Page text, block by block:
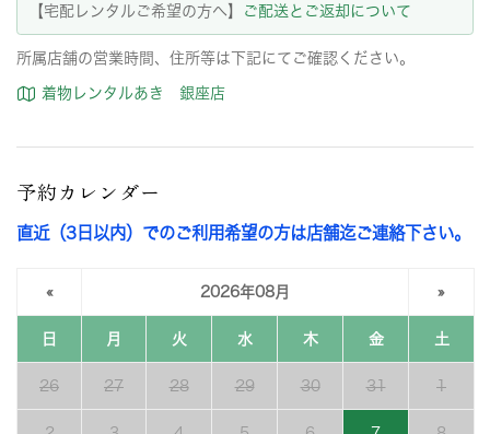
【宅配レンタルご希望の方へ】
ご配送とご返却について
所属店舗の営業時間、住所等は下記にてご確認ください。
着物レンタルあき 銀座店
予約カレンダー
直近（3日以内）でのご利用希望の方は店舗迄ご連絡下さい。
« 2026年08月 »
日 月 火 水 木 金 土
26 27 28 29 30 31 1